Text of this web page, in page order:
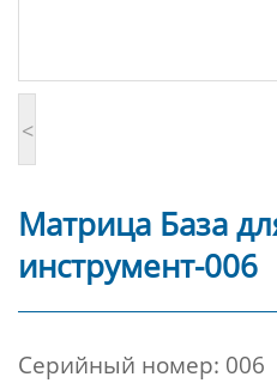
<
Матрица База
инструмент-006
Cерийный номер: 006